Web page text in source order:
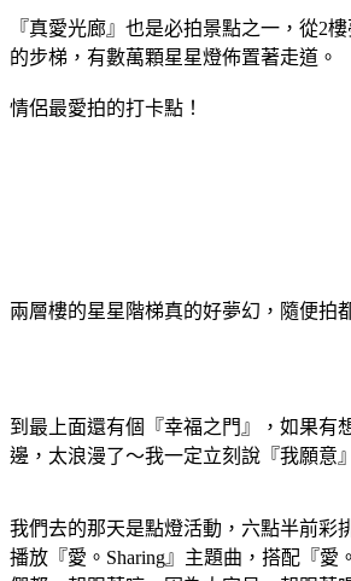
『真愛光廊』也是必拍景點之一，從2
的步梯，有數萬顆星星燈佈置著走道。
情侶最愛拍的打卡點！
兩層樓的星星階梯真的好夢幻，隨便拍
到最上面還有個『幸福之門』，如果有
邊，太浪漫了～我一定立刻說『我願意
我們去的那天是點燈活動，六點半前彩
播放『愛。Sharing』主題曲，搭配『愛